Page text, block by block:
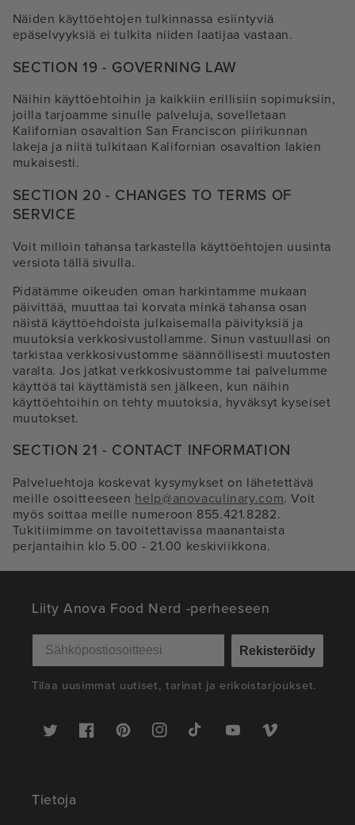
Näiden käyttöehtojen tulkinnassa esiintyviä
epäselvyyksiä ei tulkita niiden laatijaa vastaan.
SECTION 19 - GOVERNING LAW
Näihin käyttöehtoihin ja kaikkiin erillisiin sopimuksiin,
joilla tarjoamme sinulle palveluja, sovelletaan
Kalifornian osavaltion San Franciscon piirikunnan
lakeja ja niitä tulkitaan Kalifornian osavaltion lakien
mukaisesti.
SECTION 20 - CHANGES TO TERMS OF
SERVICE
Voit milloin tahansa tarkastella käyttöehtojen uusinta
versiota tällä sivulla.
Pidätämme oikeuden oman harkintamme mukaan
päivittää, muuttaa tai korvata minkä tahansa osan
näistä käyttöehdoista julkaisemalla päivityksiä ja
muutoksia verkkosivustollamme. Sinun vastuullasi on
tarkistaa verkkosivustomme säännöllisesti muutosten
varalta. Jos jatkat verkkosivustomme tai palvelumme
käyttöä tai käyttämistä sen jälkeen, kun näihin
käyttöehtoihin on tehty muutoksia, hyväksyt kyseiset
muutokset.
SECTION 21 - CONTACT INFORMATION
Palveluehtoja koskevat kysymykset on lähetettävä
meille osoitteeseen help@anovaculinary.com. Voit
myös soittaa meille numeroon 855.421.8282.
Tukitiimimme on tavoitettavissa maanantaista
perjantaihin klo 5.00 - 21.00 keskiviikkona.
Liity Anova Food Nerd -perheeseen
Rekisteröidy
Tilaa uusimmat uutiset, tarinat ja erikoistarjoukset.
Twitter FacebookPinterestInstagramTikTok YouTubeVimeo
Tietoja